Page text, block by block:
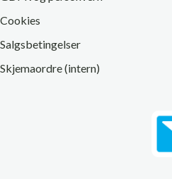
Cookies
Salgsbetingelser
Skjemaordre (intern)